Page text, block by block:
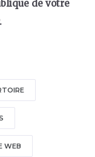
de votre
WEB